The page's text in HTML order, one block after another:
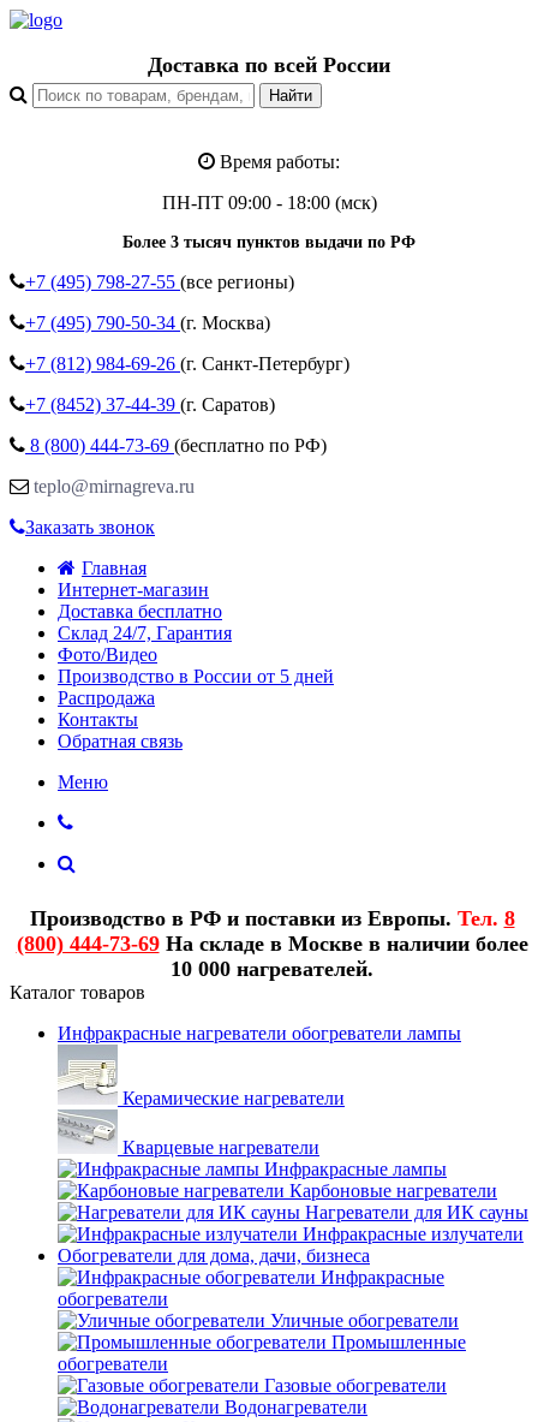
Доставка по всей России
Время работы:
ПН-ПТ 09:00 - 18:00 (мск)
Более 3 тысяч пунктов выдачи по РФ
+7 (495) 798-27-55 (все регионы)
+7 (495) 790-50-34 (г. Москва)
+7 (812) 984-69-26 (г. Санкт-Петербург)
+7 (8452) 37-44-39 (г. Саратов)
8 (800) 444-73-69 (бесплатно по РФ)
teplo@mirnagreva.ru
Заказать звонок
Главная
Интернет-магазин
Доставка бесплатно
Склад 24/7, Гарантия
Фото/Видео
Производство в России от 5 дней
Распродажа
Контакты
Обратная связь
Меню
Производство в РФ и поставки из Европы. Тел. 8
(800) 444-73-69На складе в Москве в наличии более
10 000 нагревателей.
Каталог товаров
Инфракрасные нагреватели обогреватели лампы
Керамические нагреватели
Кварцевые нагреватели
Инфракрасные лампы
Карбоновые нагреватели
Нагреватели для ИК сауны
Инфракрасные излучатели
Обогреватели для дома, дачи, бизнеса
Инфракрасные
обогреватели
Уличные обогреватели
Промышленные
обогреватели
Газовые обогреватели
Водонагреватели